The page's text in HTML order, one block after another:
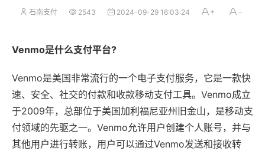
石南支付 2543 2024-09-29 16:03:24
Venmo是什么支付平台?
Venmo是美国非常流行的一个电子支付服务，它是一款快
速、安全、社交的付款和收款移动支付工具。Venmo成立
于2009年，总部位于美国加利福尼亚州旧金山，是移动支
付领域的先驱之一。Venmo允许用户创建个人账号，并与
其他用户进行转账，用户可以通过Venmo发送和接收转